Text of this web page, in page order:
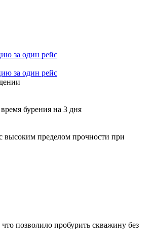
за один рейс
за один рейс
бурения на 3 дня
высоким пределом прочности при
позволило пробурить скважину без